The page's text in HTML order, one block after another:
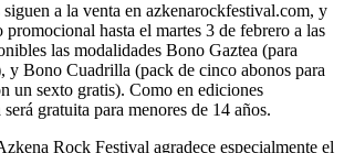
a la venta en azkenarockfestival.com, y
promocional hasta el martes 3 de febrero a las
las modalidades Bono Gaztea (para
y Bono Cuadrilla (pack de cinco abonos para
un sexto gratis). Como en ediciones
gratuita para menores de 14 años.
Rock Festival agradece especialmente el